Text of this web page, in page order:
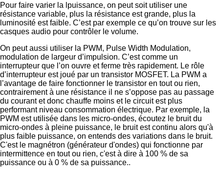
Pour faire varier la lpuissance, on peut soit utiliser une
résistance variable, plus la résistance est grande, plus la
luminosité est faible. C’est par exemple ce qu’on trouve sur les
casques audio pour contrôler le volume.
On peut aussi utiliser la PWM, Pulse Width Modulation,
modulation de largeur d’impulsion. C’est comme un
interrupteur que l’on ouvre et ferme très rapidement. Le rôle
d’interrupteur est joué par un transistor MOSFET. La PWM a
l’avantage de faire fonctionner le transistor en tout ou rien,
contrairement à une résistance il ne s’oppose pas au passage
du courant et donc chauffe moins et le circuit est plus
performant niveau consommation électrique. Par exemple, la
PWM est utilisée dans les micro-ondes, écoutez le bruit du
micro-ondes à pleine puissance, le bruit est continu alors qu'à
plus faible puissance, on entends des variations dans le bruit.
C'est le magnétron (générateur d'ondes) qui fonctionne par
intermittence en tout ou rien, c'est à dire à 100 % de sa
puissance ou à 0 % de sa puissance..